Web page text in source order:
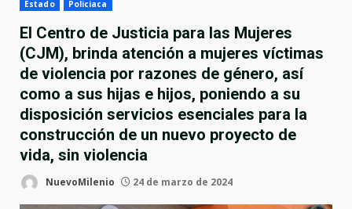
Estado Policiaca
El Centro de Justicia para las Mujeres
(CJM), brinda atención a mujeres víctimas
de violencia por razones de género, así
como a sus hijas e hijos, poniendo a su
disposición servicios esenciales para la
construcción de un nuevo proyecto de
vida, sin violencia
NuevoMilenio 24 de marzo de 2024